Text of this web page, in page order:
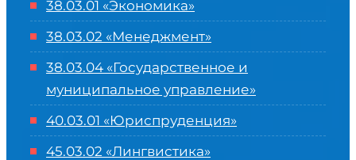
38.03.01 «Экономика»
38.03.02 «Менеджмент»
38.03.04 «Государственное и
муниципальное управление»
40.03.01 «Юриспруденция»
45.03.02 «Лингвистика»